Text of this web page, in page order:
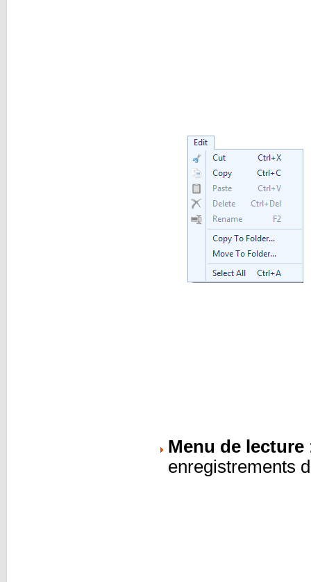
Menu de lecture
enregistrements